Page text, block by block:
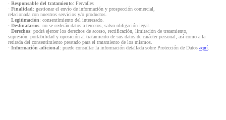
· Responsable del tratamiento: Fervalles
· Finalidad: gestionar el envío de información y prospección comercial,
relacionada con nuestros servicios y/o productos.
· Legitimación: consentimiento del interesado.
· Destinatarios: no se cederán datos a terceros, salvo obligación legal.
· Derechos: podrá ejercer los derechos de acceso, rectificación, limitación de tratamiento,
supresión, portabilidad y oposición al tratamiento de sus datos de carácter personal, así como a la
retirada del consentimiento prestado para el tratamiento de los mismos.
· Información adicional: puede consultar la información detallada sobre Protección de Datos aquí.